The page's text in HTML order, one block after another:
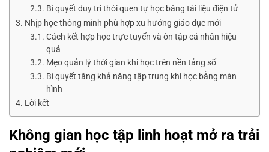
Bí quyết duy trì thói quen tự học bằng tài liệu điện tử
Nhịp học thông minh phù hợp xu hướng giáo dục mới
Cách kết hợp học trực tuyến và ôn tập cá nhân hiệu
quả
Mẹo quản lý thời gian khi học trên nền tảng số
Bí quyết tăng khả năng tập trung khi học bằng màn
hình
Lời kết
Không gian học tập linh hoạt mở ra trải